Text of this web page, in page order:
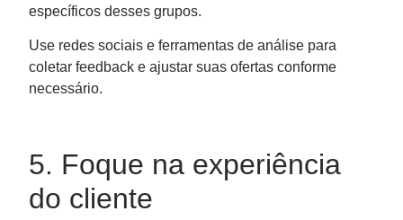
específicos desses grupos.
Use redes sociais e ferramentas de análise para
coletar feedback e ajustar suas ofertas conforme
necessário.
5. Foque na experiência
do cliente